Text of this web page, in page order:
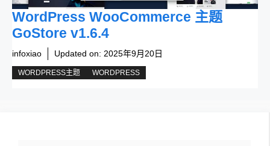
WordPress WooCommerce 主题
GoStore v1.6.4
infoxiao Updated on: 2025年9月20日
WORDPRESS主题 WORDPRESS